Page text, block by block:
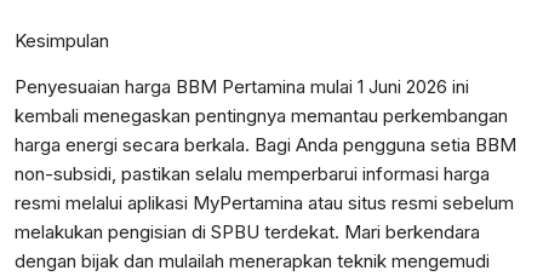
Kesimpulan
Penyesuaian harga BBM Pertamina mulai 1 Juni 2026 ini
kembali menegaskan pentingnya memantau perkembangan
harga energi secara berkala. Bagi Anda pengguna setia BBM
non-subsidi, pastikan selalu memperbarui informasi harga
resmi melalui aplikasi MyPertamina atau situs resmi sebelum
melakukan pengisian di SPBU terdekat. Mari berkendara
dengan bijak dan mulailah menerapkan teknik mengemudi